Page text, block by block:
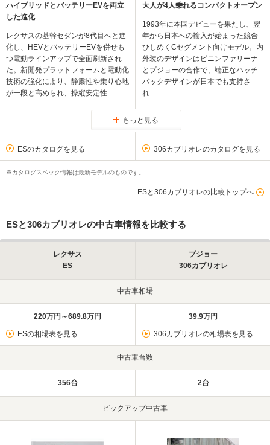
ハイブリッドとバッテリーEVを両立
した進化
レクサスの基幹セダンが8代目へと進
化し、HEVとバッテリーEVを併せも
つ電動ラインアップで全面刷新され
た。新開発プラットフォームと電動化
技術の強化により、静粛性や乗り心地
が一段と高められ、操縦安定性…
大人が4人乗れるコンパクトオープン
1993年に本国デビューを果たし、翌
年から日本への輸入が始まった競合
ひしめくCセグメント向けモデル。内
外装のデザインはピニンファリーナ
とプジョーの合作で、端正なハッチ
バックデザインが日本でも支持さ
れ…
もっと見る
ESのカタログを見る 306カブリオレのカタログを見る
※カタログスペック情報は最新モデルのものです。
ESと306カブリオレの比較トップへ
ESと306カブリオレの中古車情報を比較する
レクサス
ES
プジョー
306カブリオレ
中古車相場
220万円～689.8万円
ESの相場表を見る
39.9万円
306カブリオレの相場表を見る
中古車台数
356台 2台
ピックアップ中古車